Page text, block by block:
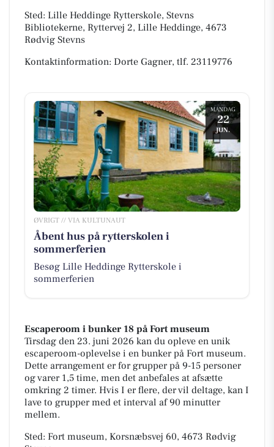
Sted: Lille Heddinge Rytterskole, Stevns
Bibliotekerne, Ryttervej 2, Lille Heddinge, 4673
Rødvig Stevns
Kontaktinformation: Dorte Gagner, tlf. 23119776
MANDAG
22
JUN.
ØVRIGT // VIA KULTUNAUT
Åbent hus på rytterskolen i
sommerferien
Besøg Lille Heddinge Rytterskole i
sommerferien
Escaperoom i bunker 18 på Fort museum
Tirsdag den 23. juni 2026 kan du opleve en unik
escaperoom-oplevelse i en bunker på Fort museum.
Dette arrangement er for grupper på 9-15 personer
og varer 1,5 time, men det anbefales at afsætte
omkring 2 timer. Hvis I er flere, der vil deltage, kan I
lave to grupper med et interval af 90 minutter
mellem.
Sted: Fort museum, Korsnæbsvej 60, 4673 Rødvig